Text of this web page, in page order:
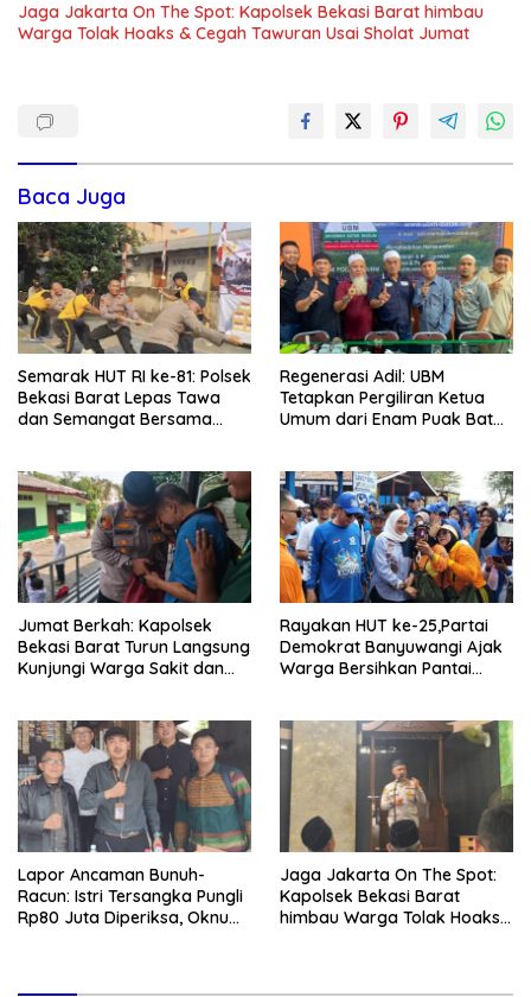
Jaga Jakarta On The Spot: Kapolsek Bekasi Barat himbau
Warga Tolak Hoaks & Cegah Tawuran Usai Sholat Jumat
Baca Juga
Semarak HUT RI ke-81: Polsek
Bekasi Barat Lepas Tawa
dan Semangat Bersama
Regenerasi Adil: UBM
Tetapkan Pergiliran Ketua
Umum dari Enam Puak Batak
Jumat Berkah: Kapolsek
Bekasi Barat Turun Langsung
Kunjungi Warga Sakit dan
Rayakan HUT ke-25,Partai
Demokrat Banyuwangi Ajak
Warga Bersihkan Pantai
Lapor Ancaman Bunuh-
Racun: Istri Tersangka Pungli
Rp80 Juta Diperiksa, Oknum
Jaga Jakarta On The Spot:
Kapolsek Bekasi Barat
himbau Warga Tolak Hoaks